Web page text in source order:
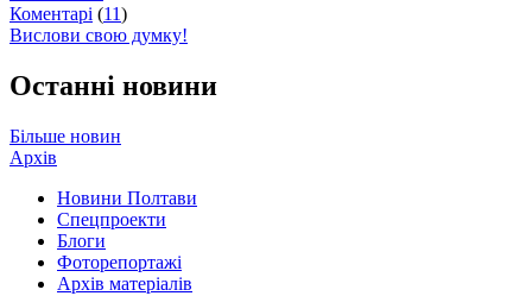
Коментарі (11)
Вислови свою думку!
Останні новини
Більше новин
Архів
Новини Полтави
Спецпроекти
Блоги
Фоторепортажі
Архів матеріалів